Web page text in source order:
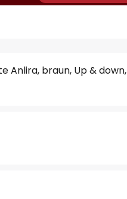
Anlira, braun, Up &